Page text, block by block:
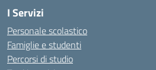
I Servizi
Personale scolastico
Famiglie e studenti
Percorsi di studio